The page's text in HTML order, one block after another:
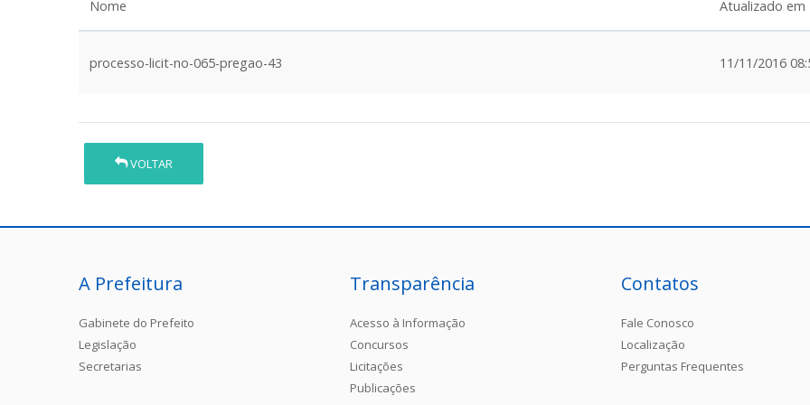
Nome Atualizado em
processo-licit-no-065-pregao-43 11/11/2016
VOLTAR
A Prefeitura
Gabinete do Prefeito
Legislação
Secretarias
Transparência
Acesso à Informação
Concursos
Licitações
Publicações
Contatos
Fale Conosco
Localização
Perguntas Frequentes